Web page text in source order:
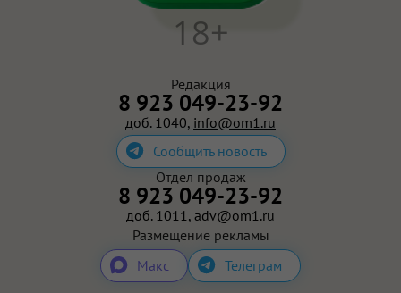
Редакция
8 923 049-23-92
доб. 1040, info@om1.ru
Сообщить новость
18+
Отдел продаж
8 923 049-23-92
доб. 1011, adv@om1.ru
Размещение рекламы
Макс
Телеграм